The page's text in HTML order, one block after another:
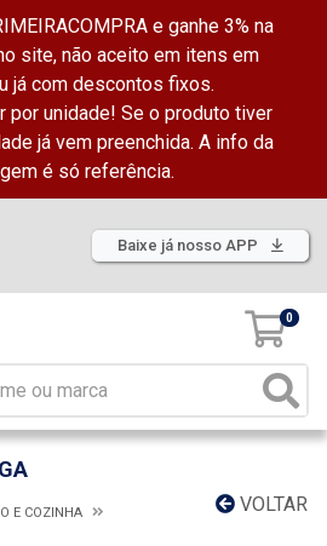
e ganhe 3% na
site, não aceito em itens em
já com descontos fixos.
por unidade! Se o produto tiver
já vem preenchida. A info da
é só referência.
Baixe já nosso APP
0
VOLTAR
E COZINHA